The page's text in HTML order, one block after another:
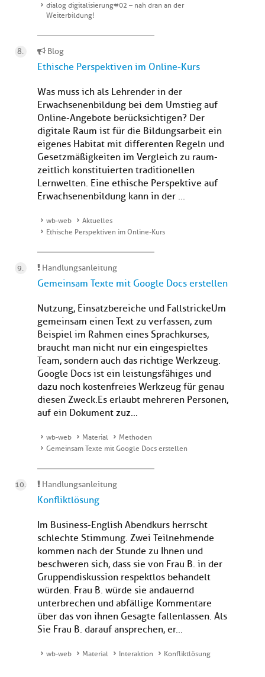
dialog digitalisierung#02 – nah dran an der
Weiterbildung!
Blog
Ethische Perspektiven im Online-Kurs
Was muss ich als Lehrender in der
Erwachsenenbildung bei dem Umstieg auf
Online-Angebote berücksichtigen? Der
digitale Raum ist für die Bildungsarbeit ein
eigenes Habitat mit differenten Regeln und
Gesetzmäßigkeiten im Vergleich zu raum-
zeitlich konstituierten traditionellen
Lernwelten. Eine ethische Perspektive auf
Erwachsenenbildung kann in der ...
wb-web
Aktuelles
Ethische Perspektiven im Online-Kurs
Handlungsanleitung
Gemeinsam Texte mit Google Docs erstellen
Nutzung, Einsatzbereiche und FallstrickeUm
gemeinsam einen Text zu verfassen, zum
Beispiel im Rahmen eines Sprachkurses,
braucht man nicht nur ein eingespieltes
Team, sondern auch das richtige Werkzeug.
Google Docs ist ein leistungsfähiges und
dazu noch kostenfreies Werkzeug für genau
diesen Zweck.Es erlaubt mehreren Personen,
auf ein Dokument zuz...
wb-web Material
Methoden
Gemeinsam Texte mit Google Docs erstellen
Handlungsanleitung
Konfliktlösung
Im Business-English Abendkurs herrscht
schlechte Stimmung. Zwei Teilnehmende
kommen nach der Stunde zu Ihnen und
beschweren sich, dass sie von Frau B. in der
Gruppendiskussion respektlos behandelt
würden. Frau B. würde sie andauernd
unterbrechen und abfällige Kommentare
über das von ihnen Gesagte fallenlassen. Als
Sie Frau B. darauf ansprechen, er...
wb-web Material Interaktion Konfliktlösung